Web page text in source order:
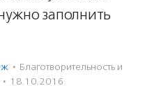
заполнить
· Благотвори­тель­ность и
· 18.10.2016